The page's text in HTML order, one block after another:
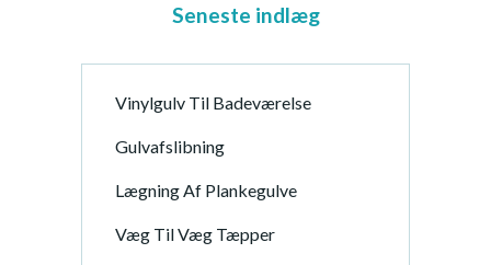
Seneste indlæg
Vinylgulv Til Badeværelse
Gulvafslibning
Lægning Af Plankegulve
Væg Til Væg Tæpper